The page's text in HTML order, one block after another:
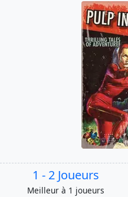
1 - 2 Joueurs
Meilleur à 1 joueurs